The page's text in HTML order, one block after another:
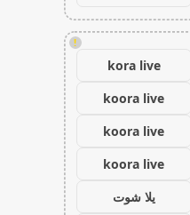
!
kora live
koora live
koora live
koora live
يلا شوت